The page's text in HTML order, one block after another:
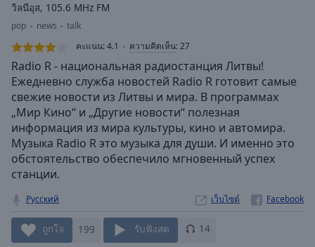
Duration
Loaded:
0.00%
Stream
TypeLIVE
Seek to
live,
currently
behind
liveLIVE
Remaining
Time-
1x
Playback
Rate
วิลนีอุส, 105.6 MHz FM
pop news
talk
คะแนน:4.1 ความคิดเห็น:27
Radio R - национальная радиостанция Литвы!
Ежедневно служба новостей Radio R готовит самые
свежие новости из Литвы и мира. В программах
„Мир Кино“ и „Другие новости“ полезная
информация из мира культуры, кино и автомира.
Музыка Radio R это музыка для души. И именно это
обстоятельство обеспечило мгновенный успех
станции.
Русский เว็บไซต์
ถูกใจ 199 รับฟังสด 14